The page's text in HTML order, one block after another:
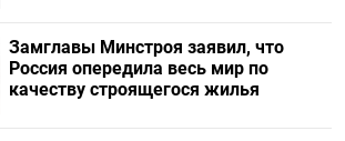
Замглавы Минстроя заявил, что
Россия опередила весь мир по
качеству строящегося жилья